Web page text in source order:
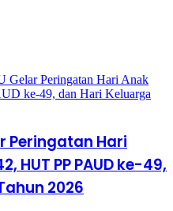
Peringatan Hari
HUT PP PAUD ke-49,
2026